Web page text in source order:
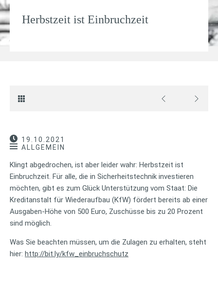
Herbstzeit ist Einbruchzeit
19.10.2021
ALLGEMEIN
Klingt abgedrochen, ist aber leider wahr: Herbstzeit ist
Einbruchzeit. Für alle, die in Sicherheitstechnik investieren
möchten, gibt es zum Glück Unterstützung vom Staat: Die
Kreditanstalt für Wiederaufbau (KfW) fördert bereits ab einer
Ausgaben-Höhe von 500 Euro, Zuschüsse bis zu 20 Prozent
sind möglich.
Was Sie beachten müssen, um die Zulagen zu erhalten, steht
hier: http://bit.ly/kfw_einbruchschutz